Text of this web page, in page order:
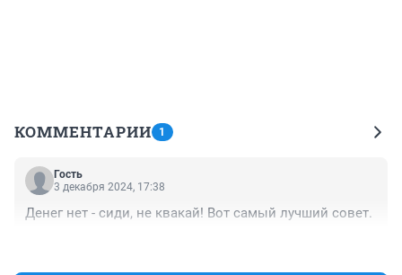
КОММЕНТАРИИ 1
Гость
3 декабря 2024, 17:38
Денег нет - сиди, не квакай! Вот самый лучший совет.